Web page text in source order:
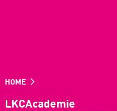
HOME
LKCAcademie